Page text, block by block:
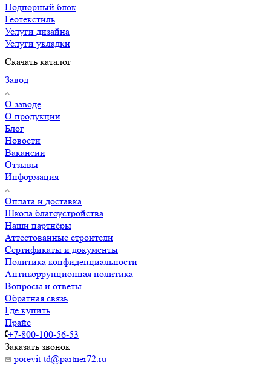
Подпорный блок
Геотекстиль
Услуги дизайна
Услуги укладки
Скачать каталог
Завод
О заводе
О продукции
Блог
Новости
Вакансии
Отзывы
Информация
Оплата и доставка
Школа благоустройства
Наши партнёры
Аттестованные строители
Сертификаты и документы
Политика конфиденциальности
Антикоррупционная политика
Вопросы и ответы
Обратная связь
Где купить
Прайс
+7-800-100-56-53
Заказать звонок
porevit-td@partner72.ru